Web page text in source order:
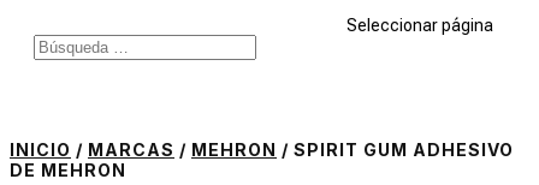
Seleccionar página
INICIO / MARCAS / MEHRON / SPIRIT GUM ADHESIVO
DE MEHRON